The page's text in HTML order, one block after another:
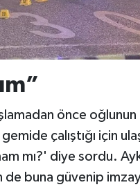
önce
çalıştığı için
mı?' diye sordu.
buna güvenip